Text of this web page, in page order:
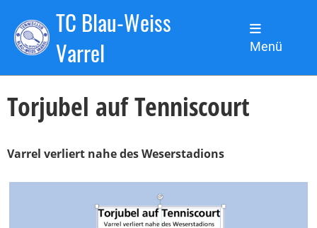
TC Blau-Weiss
Varrel
Menü
Zurück
, Kronsbein Lars
Torjubel auf Tenniscourt
Varrel verliert nahe des Weserstadions